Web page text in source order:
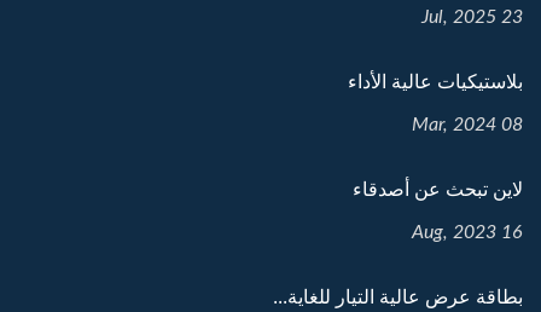
23 Jul, 2025
بلاستيكيات عالية الأداء
08 Mar, 2024
لاين تبحث عن أصدقاء
16 Aug, 2023
بطاقة عرض عالية التيار للغاية...